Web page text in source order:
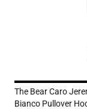
The Bear Caro
Bianco Pullover